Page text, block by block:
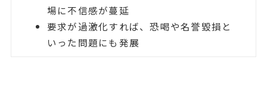
場に不信感が蔓延
要求が過激化すれば、恐喝や名誉毀損と
いった問題にも発展